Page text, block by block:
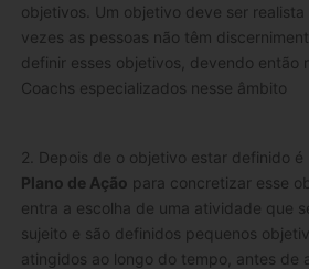
objetivos. Um objetivo deve ser
vezes as pessoas não têm
definir esses objetivos, devendo então
Coachs especializados nesse âmbito
2. Depois de o objetivo estar definido é
Plano de Ação para concretizar esse
entra a escolha de uma atividade que
sujeito e são definidos pequenos
atingidos ao longo do tempo, antes de